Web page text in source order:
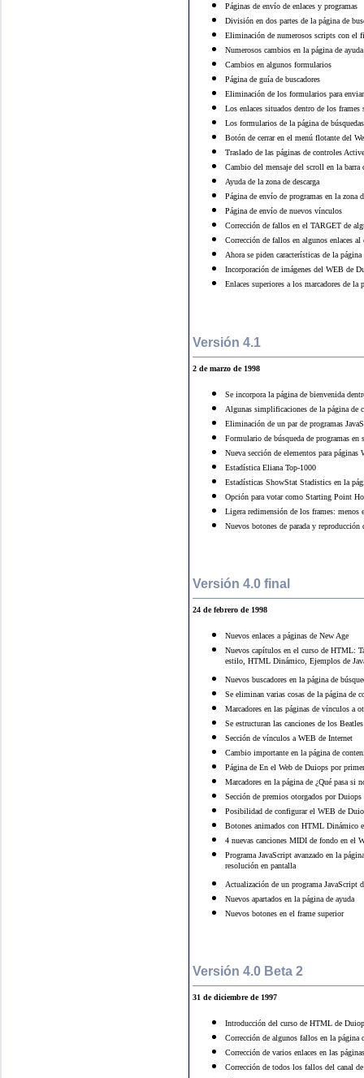
Páginas de envío de enlaces y programas
División en dos partes de la página de
Eliminación de numerosos scripts con el
Numerosos cambios en la página de ayuda
Cambios en algunos formularios
Página de guía de buscadores
Eliminación de los formularios para
Los enlaces situados dentro de los frames
Los formularios de la página de
Botón de cerrar en el menú flotante del
Traslado de las páginas de controles
Cambio del mensaje del scroll en la barra
Ayuda de la zona de descarga
Página de envío de programas en la zona
Página de envío de nuevos vínculos
Corrección de fallos en el TARGET de
Corrección de fallos en algunos enlaces
Ahora se piden características de la
Incorporación de imágenes del WEB de
Enlaces superiores a los marcadores de
Versión 4.1
2 de marzo de 1998
Se incorpora la página de bienvenida
Algunas simplificaciones de la página de
Eliminación de un par de programas
Formulario de búsqueda de programas en
Nueva sección de elementos para páginas
Estadística Eliana Top-1000
Estadísticas ShowStat Stadistics en la
Opción para votar como Starting Point
Ligera redimensión de los frames: menos
Nuevos botones de parada y
Versión 4.0 final
24 de febrero de 1998
Nuevos enlaces a páginas de New Age
Nuevos capítulos en el curso de HTML:
estilo, HTML Dinámico, Ejemplos de
Nuevos buscadores en la página de
Se eliminan varias cosas de la página de
Marcadores en las páginas de vínculos a
Se estructuran las canciones de los
Sección de vínculos a WEB de Internet
Cambio importante en la página de
Página de En el Web de Duiops por
Marcadores en la página de ¿Qué pasa si
Sección de premios otorgados por Duiops
Posibilidad de configurar el WEB de
Botones animados con HTML Dinámico
4 nuevas canciones MIDI de fondo en el
Programa JavaScript avanzado en la
resolución en pantalla
Actualización de un programa JavaScript
Nuevos apartados en la página de ayuda
Nuevos botones en el frame superior
Versión 4.0 Beta 2
31 de diciembre de 1997
Introducción del curso de HTML de
Corrección de algunos fallos en la
Corrección de varios enlaces en las
Corrección de todos los fallos del canal